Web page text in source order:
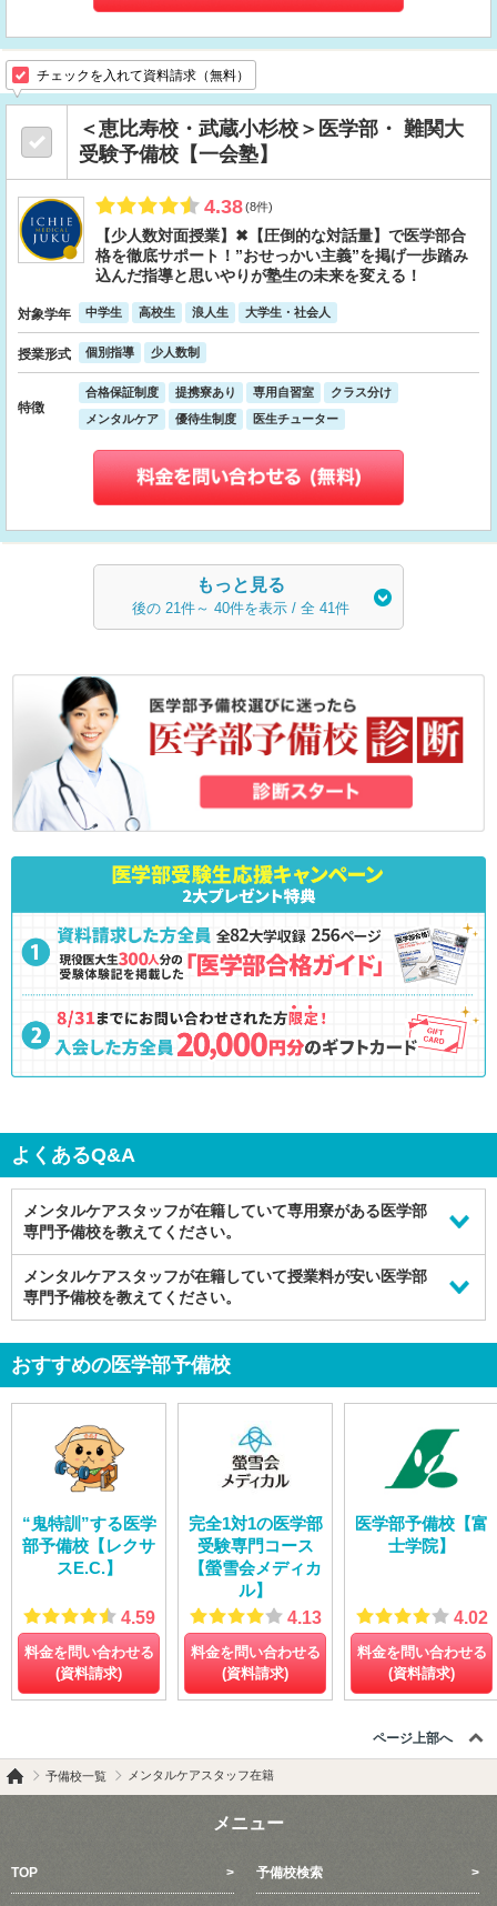
チェックを入れて資料請求（無料）
＜恵比寿校・武蔵小杉校＞医学部・ 難関大
受験予備校【一会塾】
4.38(8件)
【少人数対面授業】✖【圧倒的な対話量】で医学部合
格を徹底サポート！”おせっかい主義”を掲げ一歩踏み
込んだ指導と思いやりが塾生の未来を変える！
対象学年 中学生 高校生 浪人生 大学生・社会人
授業形式 個別指導 少人数制
特徴
合格保証制度 提携寮あり 専用自習室
クラス分け
メンタルケア
優待生制度 医生チューター
もっと見る
後の 21 件～ 40件を表示 / 全 41 件
よくあるQ&A
メンタルケアスタッフが在籍していて専用寮がある医学部
専門予備校を教えてください。
メンタルケアスタッフが在籍している専用寮がある予備校では、下記
のような医学部専門予備校がおすすめです。
医学部専門予備校【京都医塾】
東京メディカル学院
メンタルケアスタッフが在籍していて授業料が安い医学部
専門予備校を教えてください。
メンタルケアスタッフが在籍している授業料が安い予備校では、下記
のような医学部専門予備校がおすすめです。
東京メディカル学院
一橋学院 医学部専門予備校【メディカルコネクト】
おすすめの医学部予備校
“鬼特訓”する医学
部予備校【レクサ
スE.C.】
4.59
料金を問い合わせる
(資料請求)
完全1対1の医学部
受験専門コース
【螢雪会メディカ
ル】
4.13
料金を問い合わせる
(資料請求)
医学部予備校【富
士学院】
4.02
料金を問い合わせる
(資料請求)
ページ上部へ
予備校一覧 メンタルケアスタッフ在籍
メニュー
TOP 予備校検索